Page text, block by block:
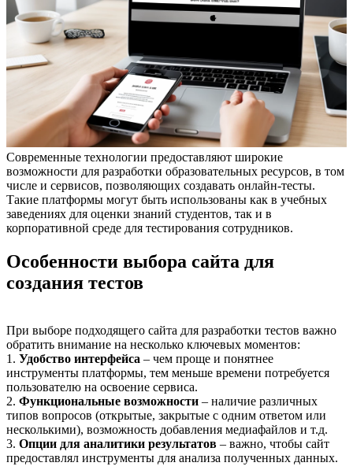
Современные технологии предоставляют широкие
возможности для разработки образовательных ресурсов, в том
числе и сервисов, позволяющих создавать онлайн-тесты.
Такие платформы могут быть использованы как в учебных
заведениях для оценки знаний студентов, так и в
корпоративной среде для тестирования сотрудников.
Особенности выбора сайта для
создания тестов
При выборе подходящего сайта для разработки тестов важно
обратить внимание на несколько ключевых моментов:
1. Удобство интерфейса – чем проще и понятнее
инструменты платформы, тем меньше времени потребуется
пользователю на освоение сервиса.
2. Функциональные возможности – наличие различных
типов вопросов (открытые, закрытые с одним ответом или
несколькими), возможность добавления медиафайлов и т.д.
3. Опции для аналитики результатов – важно, чтобы сайт
предоставлял инструменты для анализа полученных данных.